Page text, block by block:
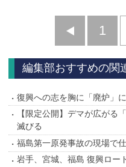
前
へ
1
編集部おすすめの関
復興への志を胸に「廃炉」
【限定公開】デマが広がる
滅びる
福島第一原発事故の現場で
岩手、宮城、福島 復興ロー